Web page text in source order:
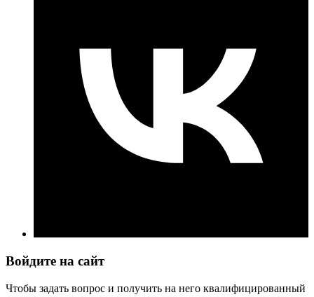
Войдите на сайт
Чтобы задать вопрос и получить на него квалифицированный